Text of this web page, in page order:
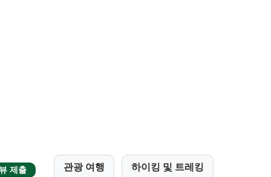
제출 관광 여행 하이킹 및 트레킹